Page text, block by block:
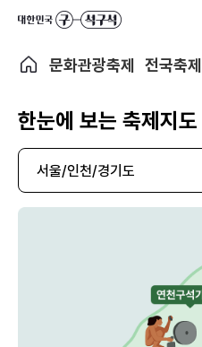
문화관광축제 전국축제
한눈에 보는 축제지도
서울/인천/경기도